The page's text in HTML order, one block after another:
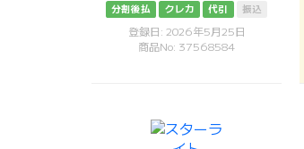
分割後払 クレカ 代引 振込
登録日: 2026年5月25日
商品No: 37568584